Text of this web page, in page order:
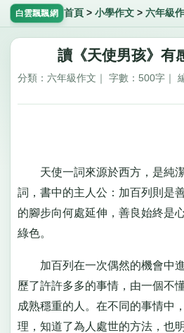
白雲飄飄網 首頁 > 小學作文> 六年級
讀《天使男孩》有
分類：六年級作文｜ 字數：500字｜
天使一詞來源於西方，是純潔
詞，書中的主人公：加百列則是
的腳步向何處延伸，善良始終是
綠色。
加百列在一次偶然的機會中進
歷了許許多多的事情，由一個不
成熟穩重的人。在不同的事情中
理，知道了為人處世的方法，也